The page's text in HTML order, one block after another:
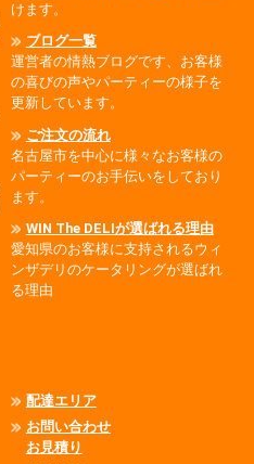
けます。
ブログ一覧
運営者の情熱ブログです、お客様
の喜びの声やパーティーの様子を
更新しています。
ご注文の流れ
名古屋市を中心に様々なお客様の
パーティーのお手伝いをしており
ます。
WIN The DELIが選ばれる理由
愛知県のお客様に支持されるウィ
ンザデリのケータリングが選ばれ
る理由
配達エリア
お問い合わせ
お見積り